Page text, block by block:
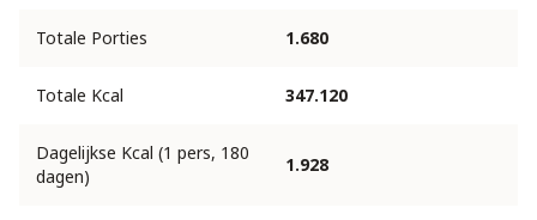
Totale Porties 1.680
Totale Kcal 347.120
Dagelijkse Kcal (1 pers, 180
dagen)
1.928